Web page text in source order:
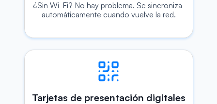
¿Sin Wi-Fi? No hay problema. Se sincroniza
automáticamente cuando vuelve la red.
Tarjetas de presentación digitales